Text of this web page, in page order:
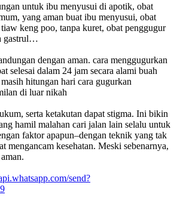
untuk ibu menyusui di apotik, obat
yang aman buat ibu menyusui, obat
keng poo, tanpa kuret, obat penggugur
gastrul…
dengan aman. cara menggugurkan
selesai dalam 24 jam secara alami buah
hitungan hari cara gugurkan
di luar nikah
serta ketakutan dapat stigma. Ini bikin
hamil malahan cari jalan lain selalu untuk
faktor apapun–dengan teknik yang tak
mengancam kesehatan. Meski sebenarnya,
send?